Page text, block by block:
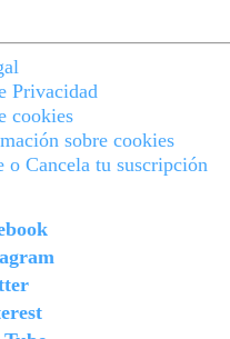
Privacidad
cookies
sobre cookies
o Cancela tu suscripción